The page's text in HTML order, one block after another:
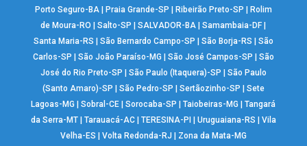
Porto Seguro-BA| Praia Grande-SP Ribeirão Preto-SP
Rolim
de Moura-RO
|Salto-SP |SALVADOR-BA |Samambaia-DF
Santa Maria-RS
São Bernardo Campo-SP São Borja-RS
São
Carlos-SP
São João Paraíso-MG São José Campos-SP
São
José do Rio Preto-SP
São Paulo (Itaquera)-SP
São Paulo
(Santo Amaro)-SP
São Pedro-SP Sertãozinho-SP
Sete
Lagoas-MG
|Sobral-CE |Sorocaba-SP |Taiobeiras-MG |Tangará
da Serra-MT| Tarauacá-AC| TERESINA-PI Uruguaiana-RS
Vila
Velha-ES
Volta Redonda-RJ Zona da Mata-MG